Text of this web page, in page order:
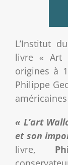
L’Institut
livre « Art
origines à
Philippe
« L’art
et son
livre,